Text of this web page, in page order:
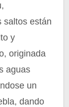
saltos están
y
originada
aguas
un
dando